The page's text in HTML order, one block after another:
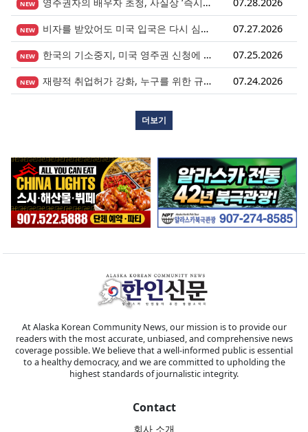
NEW 영주권자의 배우자 초청, 사실상 ‘즉시 진행’ 시대 열렸다. 07.28.2026
NEW 비자를 받았어도 미국 입국은 다시 심사받습니다. 07.27.2026
NEW 한국의 기소중지, 미국 영주권 신청에 어떤 영향을 미칠까? 07.25.2026
NEW 재량적 취업허가 강화, 누구를 위한 규정인가? 07.24.2026
더보기
At Alaska Korean Community News, our mission is to provide our
readers with the most accurate, unbiased, and comprehensive news
coverage possible. We believe that a well-informed public is essential
to a healthy democracy, and we are committed to upholding the
highest standards of journalistic integrity.
Contact
회사 소개